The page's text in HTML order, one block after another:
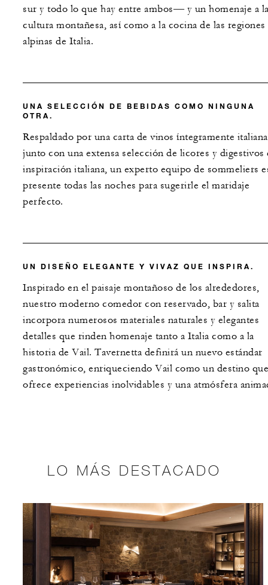
sur y todo lo que hay entre ambos― y un homenaje a
cultura montañesa, así como a la cocina de las regiones
alpinas de Italia.
UNA SELECCIÓN DE BEBIDAS COMO NINGUNA
OTRA.
Respaldado por una carta de vinos íntegramente
junto con una extensa selección de licores y digestivos
inspiración italiana, un experto equipo de sommeliers
presente todas las noches para sugerirle el maridaje
perfecto.
UN DISEÑO ELEGANTE Y VIVAZ QUE INSPIRA.
Inspirado en el paisaje montañoso de los alrededores,
nuestro moderno comedor con reservado, bar y salita
incorpora numerosos materiales naturales y elegantes
detalles que rinden homenaje tanto a Italia como a la
historia de Vail. Tavernetta definirá un nuevo estándar
gastronómico, enriqueciendo Vail como un destino que
ofrece experiencias inolvidables y una atmósfera
LO MÁS DESTACADO